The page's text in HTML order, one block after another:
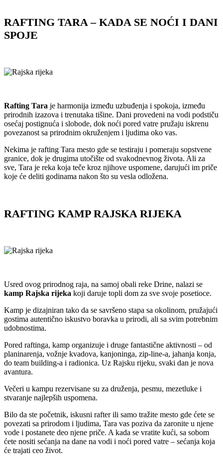
RAFTING TARA – KADA SE NOĆI I DANI
SPOJE
Rafting Tara je harmonija između uzbuđenja i spokoja, između
prirodnih izazova i trenutaka tišine. Dani provedeni na vodi podstiču
osećaj postignuća i slobode, dok noći pored vatre pružaju iskrenu
povezanost sa prirodnim okruženjem i ljudima oko vas.
Nekima je rafting Tara mesto gde se testiraju i pomeraju sopstvene
granice, dok je drugima utočište od svakodnevnog života. Ali za
sve, Tara je reka koja teče kroz njihove uspomene, darujući im priče
koje će deliti godinama nakon što su vesla odložena.
RAFTING KAMP RAJSKA RIJEKA
Usred ovog prirodnog raja, na samoj obali reke Drine, nalazi se
kamp Rajska rijeka koji daruje topli dom za sve svoje posetioce.
Kamp je dizajniran tako da se savršeno stapa sa okolinom, pružajući
gostima autentično iskustvo boravka u prirodi, ali sa svim potrebnim
udobnostima.
Pored raftinga, kamp organizuje i druge fantastične aktivnosti – od
planinarenja, vožnje kvadova, kanjoninga, zip-line-a, jahanja konja,
do team building-a i radionica. Uz Rajsku rijeku, svaki dan je nova
avantura.
Večeri u kampu rezervisane su za druženja, pesmu, mezetluke i
stvaranje najlepših uspomena.
Bilo da ste početnik, iskusni rafter ili samo tražite mesto gde ćete se
povezati sa prirodom i ljudima, Tara vas poziva da zaronite u njene
vode i postanete deo njene priče. A kada se vratite kući, sa sobom
ćete nositi sećanja na dane na vodi i noći pored vatre – sećanja koja
će trajati ceo život.